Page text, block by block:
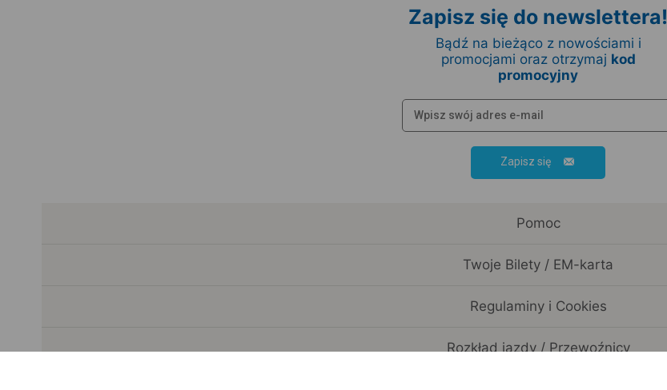
Zapisz się do newslettera!
Bądź na bieżąco z nowościami i
promocjami oraz otrzymaj kod
promocyjny
Zapisz się
Pomoc
Twoje Bilety / EM-karta
Regulaminy i Cookies
Rozkład jazdy / Przewoźnicy